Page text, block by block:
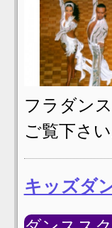
フラダン
ご覧下さい
キッズダ